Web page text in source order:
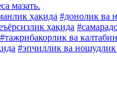
мазать.
ҳақида #донолик ва
ҳақида
#тажрибакорлик ва
#эпчиллик ва ношудлик